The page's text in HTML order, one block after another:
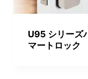
U95 シリーズ
マートロック